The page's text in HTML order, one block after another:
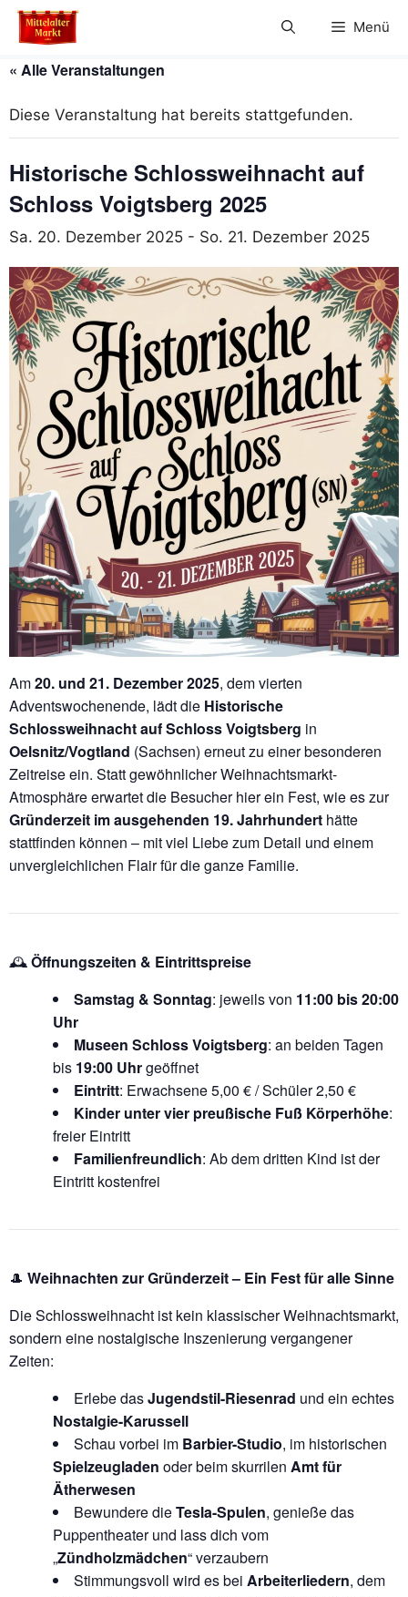
Zum
Inhalt
Menü
« Alle Veranstaltungen
Diese Veranstaltung hat bereits stattgefunden.
Historische Schlossweihnacht auf
Schloss Voigtsberg 2025
Sa. 20. Dezember 2025 - So. 21. Dezember 2025
Am20. und 21. Dezember 2025, dem vierten
Adventswochenende, lädt die Historische
Schlossweihnacht auf Schloss Voigtsberg in
Oelsnitz/Vogtland (Sachsen) erneut zu einer besonderen
Zeitreise ein. Statt gewöhnlicher Weihnachtsmarkt-
Atmosphäre erwartet die Besucher hier ein Fest, wie es zur
Gründerzeit im ausgehenden 19. Jahrhundert hätte
stattfinden können – mit viel Liebe zum Detail und einem
unvergleichlichen Flair für die ganze Familie.
🕰️Öffnungszeiten & Eintrittspreise
Samstag & Sonntag: jeweils von 11:00 bis 20:00
Uhr
Museen Schloss Voigtsberg: an beiden Tagen
bis 19:00 Uhrgeöffnet
Eintritt: Erwachsene 5,00 € / Schüler 2,50 €
Kinder unter vier preußische Fuß Körperhöhe:
freier Eintritt
Familienfreundlich: Ab dem dritten Kind ist der
Eintritt kostenfrei
🎩 Weihnachten zur Gründerzeit – Ein Fest für alle Sinne
Die Schlossweihnacht ist kein klassischer Weihnachtsmarkt,
sondern eine nostalgische Inszenierung vergangener
Zeiten:
Erlebe dasJugendstil-Riesenrad und ein echtes
Nostalgie-Karussell
Schau vorbei im Barbier-Studio, im historischen
Spielzeugladen oder beim skurrilen Amt für
Ätherwesen
Bewundere dieTesla-Spulen, genieße das
Puppentheater und lass dich vom
„Zündholzmädchen“ verzaubern
Stimmungsvoll wird es bei Arbeiterliedern, dem